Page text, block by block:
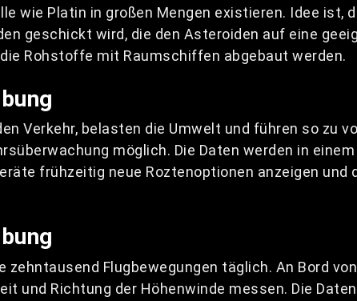
wie Platin in großen Mengen existieren. Idee ist,
geschickt wird, die den Asteroiden auf eine
Rohstoffe mit Raumschiffen abgebaut werden.
Verkehr, belasten die Umwelt und führen so
möglich. Die Daten werden in
frühzeitig neue Roztenoptionen anzeigen
Flugbewegungen täglich. An Bord
und Richtung der Höhenwinde messen. Die